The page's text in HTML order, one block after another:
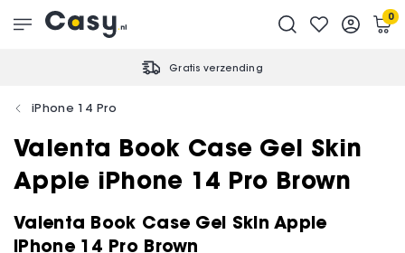
Gratis verzending
0
iPhone 14 Pro
Valenta Book Case Gel Skin
Apple iPhone 14 Pro Brown
Valenta Book Case Gel Skin Apple
iPhone 14 Pro Brown